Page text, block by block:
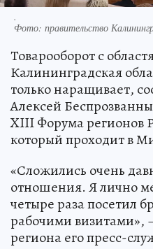
.
Фото: правительство
Товарооборот с
Калининградская
только наращивает,
Алексей
XIII Форума регионов
который проходит в
«Сложились очень
отношения. Я лично
четыре раза посетил
рабочими визитами»,
региона его пресс-